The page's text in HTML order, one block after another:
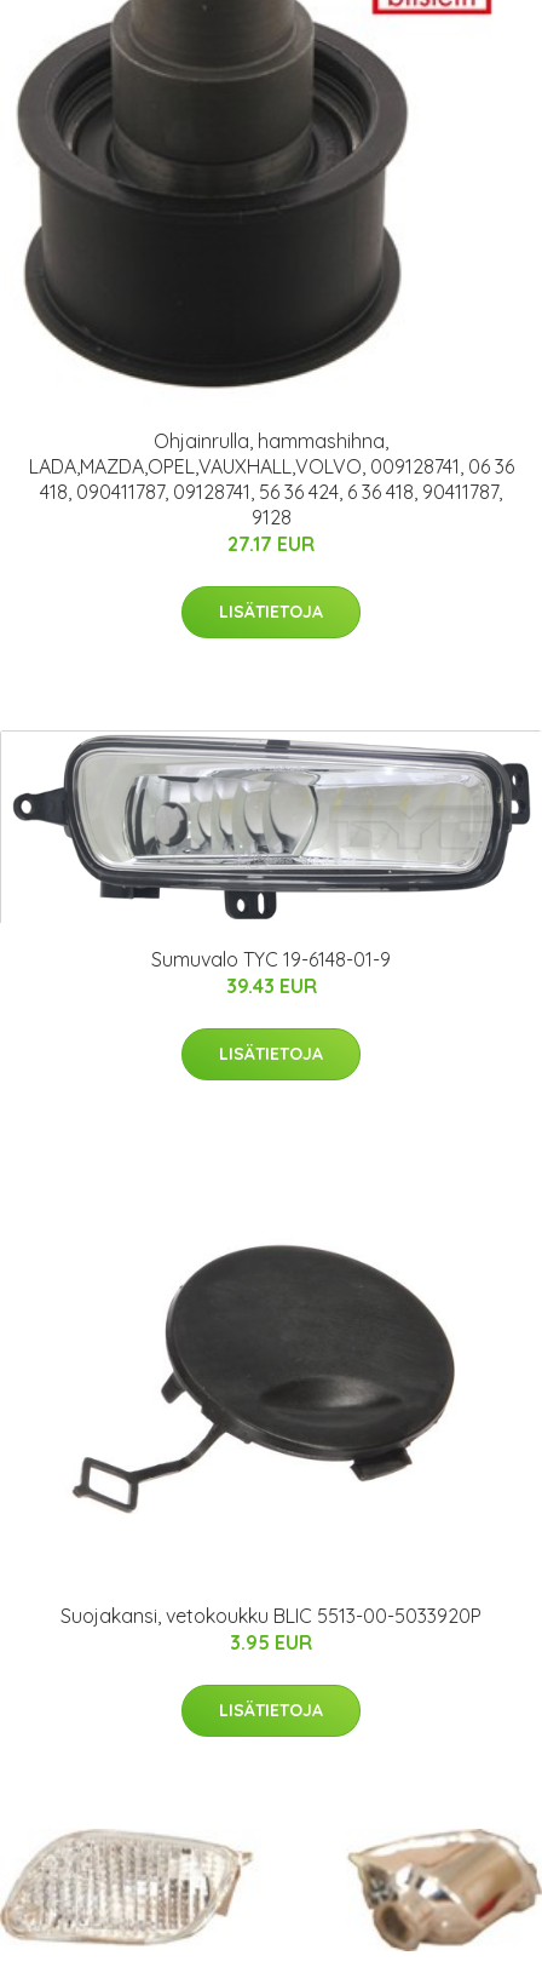
Ohjainrulla, hammashihna,
LADA,MAZDA,OPEL,VAUXHALL,VOLVO, 009128741, 06 36
418, 090411787, 09128741, 56 36 424, 6 36 418, 90411787,
9128
27.17 EUR
LISÄTIETOJA
Sumuvalo TYC 19-6148-01-9
39.43 EUR
LISÄTIETOJA
Suojakansi, vetokoukku BLIC 5513-00-5033920P
3.95 EUR
LISÄTIETOJA